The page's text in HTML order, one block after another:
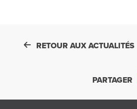
RETOUR AUX ACTUALITÉS
PARTAGER